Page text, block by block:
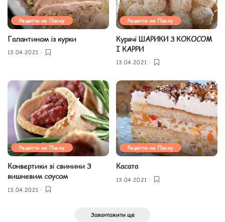
Рецепти на Пасху
Галантином із курки
13.04.2021
Рецепти на Пасху
Курячі ШАРИКИ З КОКОСОМ
І КАРРИ
13.04.2021
Рецепти на Пасху
Конвертики зі свинини З
вишневим соусом
13.04.2021
Рецепти на Пасху
Касата
13.04.2021
Завантажити ще